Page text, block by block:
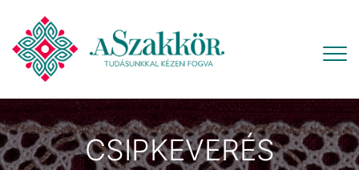
CSIPKEVERÉS